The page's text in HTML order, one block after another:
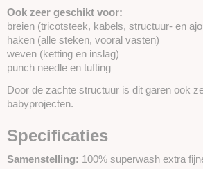
Ook zeer geschikt voor:
breien (tricotsteek, kabels, structuur- en
haken (alle steken, vooral vasten)
weven (ketting en inslag)
punch needle en tufting
Door de zachte structuur is dit garen ook
babyprojecten.
Specificaties
Samenstelling: 100% superwash extra